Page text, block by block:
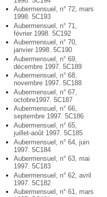
Aubermensuel, n° 72, mars
1998. 5C193
Aubermensuel, n° 71,
février 1998. 5C192
Aubermensuel, n° 70,
janvier 1998. 5C190
Aubermensuel, n° 69,
décembre 1997. 5C189
Aubermensuel, n° 68,
novembre 1997. 5C188
Aubermensuel, n° 67,
octobre1997. 5C187
Aubermensuel, n° 66,
septembre 1997. 5C186
Aubermensuel, n° 65,
juillet-août 1997. 5C185
Aubermensuel, n° 64, juin
1997. 5C184
Aubermensuel, n° 63, mai
1997. 5C183
Aubermensuel, n° 62, avril
1997. 5C182
Aubermensuel, n° 61, mars